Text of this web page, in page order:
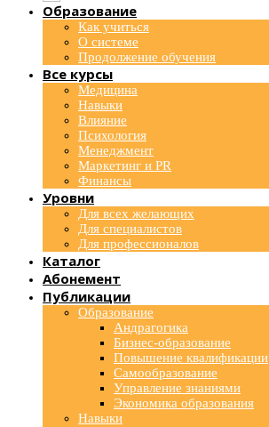
Образование
Как учиться
О системе
Продолжение обучения
Все курсы
Медицина
Навыки
Влияние
Психология
Менеджмент
Маркетинг и PR
Финансы
Уровни
Для всех желающих
Для специалистов
Для профессионалов
Каталог
Абонемент
Публикации
Образование
Андрагогика
Бизнес-образование
Повышение квалификации
Самообразование
Управление знаниями
Экономика образования
Навыки